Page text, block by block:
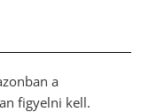
a
figyelni kell.